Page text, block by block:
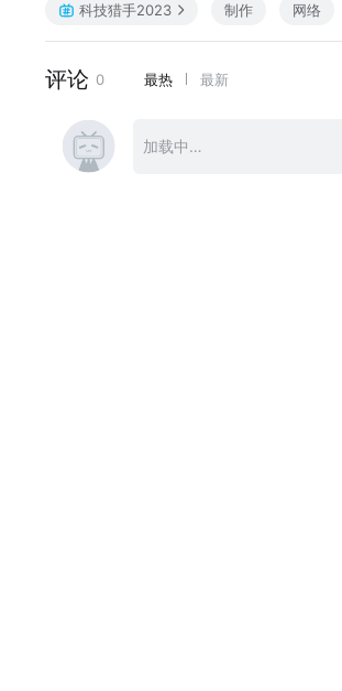
科技猎手2023 制作 网络